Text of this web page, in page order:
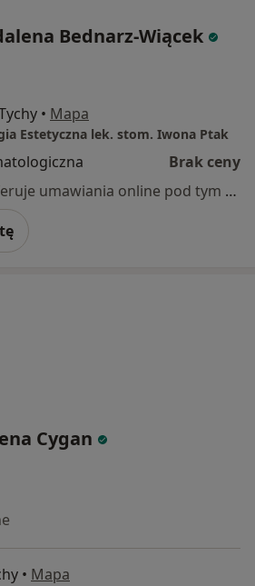
Bednarz-Wiącek
• Mapa
Estetyczna lek. stom. Iwona Ptak
Brak ceny
Specjalista nie oferuje umawiania online pod tym adresem.
Cygan
• Mapa